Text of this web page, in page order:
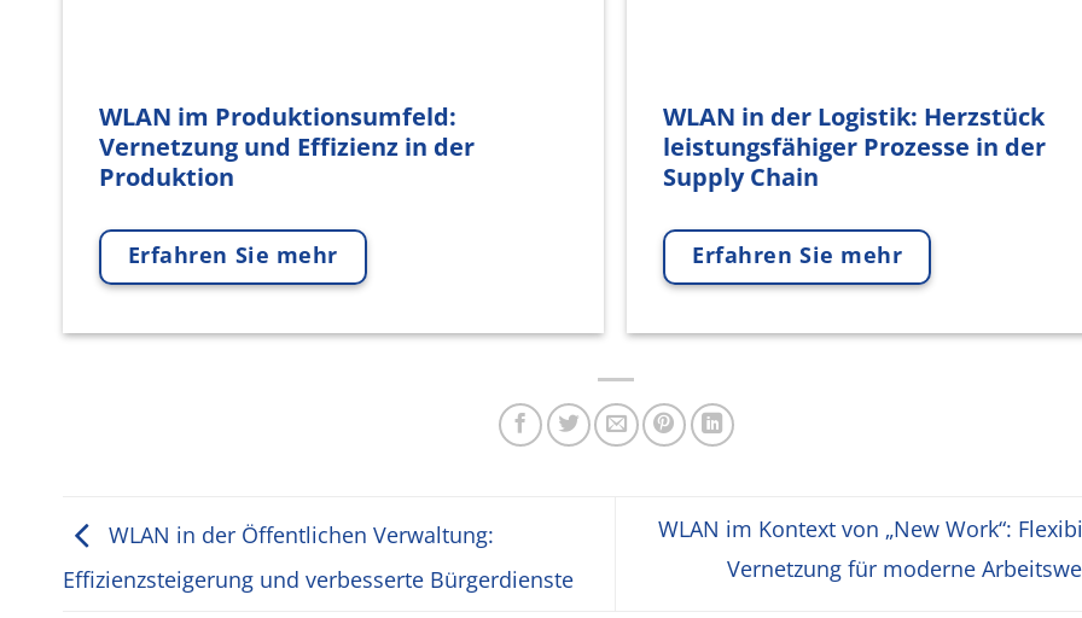
WLAN im Produktionsumfeld:
Vernetzung und Effizienz in der
Produktion
Erfahren Sie mehr
WLAN in der Logistik: Herzstück
leistungsfähiger Prozesse in der
Supply Chain
Erfahren Sie mehr
WLAN in der Öffentlichen Verwaltung:
Effizienzsteigerung und verbesserte Bürgerdienste
WLAN im Kontext von „New Work“:
Vernetzung für moderne